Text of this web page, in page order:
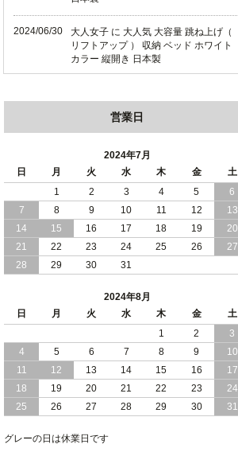
2024/06/30
大人女子 に 大人気 大容量 跳ね上げ（
リフトアップ ） 収納 ベッド ホワイト
カラー 縦開き 日本製
ワイトカラー 縦開き 日本製
全長190cm ショート丈 コンパクト 大容
量 収納力 の 跳ね上げ （ リフトアップ
） 式 ベッド 横開き 日本製
2024/05/27
日本製 大容量 収納 跳ね上げ式 リフト
アップ 横開き ヘッドボードレス ベッド
組立設置サービス付
2024/05/21
日本製 大容量 収納 跳ね上げ式 リフト
組立設置付
日本製 大容量 収納 跳ね上げ式 （ リフ
トアップ ） ベッド 横開き ヘッドボー
ド 組立設置 付き
2024/04/25
日本製 収納 跳ね上げ式 リフトアップ
ベッド 縦開き ヘッドボード 組立設置サ
営業日
2024年7月
日
月 火 水 木 金
土
1
2 3 4 5
6
7
8 9 10 11 12
13
14
15 16 17 18 19
20
21
22 23 24 25 26
27
28
29 30 31
2024年8月
日
月 火 水 木 金
土
1
2
3
4
5 6 7 8 9
10
11
12 13 14 15 16
17
18
19 20 21 22 23
24
25
26 27 28 29 30 31
グレーの日は休業日です